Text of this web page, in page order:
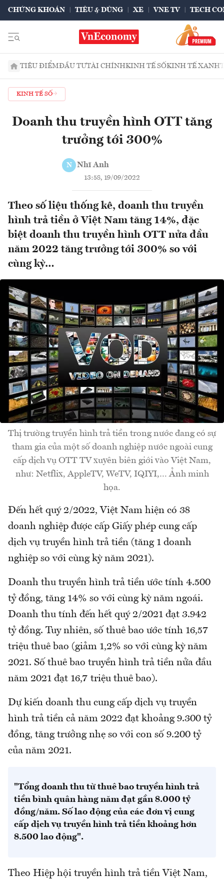
CHỨNG KHOÁN TIÊU & DÙNG XE VNE TV TECH
TIÊU ĐIỂMĐẦU TƯTÀI CHÍNHKINH TẾ SỐKINH TẾ XANH
KINH TẾ SỐ
Doanh thu truyền hình OTT tăng
trưởng tới 300%
N Nhĩ Anh
13:58, 19/09/2022
Theo số liệu thống kê, doanh thu truyền
hình trả tiền ở Việt Nam tăng 14%, đặc
biệt doanh thu truyền hình OTT nửa đầu
năm 2022 tăng trưởng tới 300% so với
cùng kỳ…
Thị trường truyền hình trả tiền trong nước đang có sự
tham gia của một số doanh nghiệp nước ngoài cung
cấp dịch vụ OTT TV xuyên biên giới vào Việt Nam,
như: Netflix, AppleTV, WeTV, IQIYI,… Ảnh minh
họa.
Đến hết quý 2/2022, Việt Nam hiện có 38
doanh nghiệp được cấp Giấy phép cung cấp
dịch vụ truyền hình trả tiền (tăng 1 doanh
nghiệp so với cùng kỳ năm 2021).
Doanh thu truyền hình trả tiền ước tính 4.500
tỷ đồng, tăng 14% so với cùng kỳ năm ngoái.
Doanh thu tính đến hết quý 2/2021 đạt 3.942
tỷ đồng. Tuy nhiên, số thuê bao ước tính 16,57
triệu thuê bao (giảm 1,2% so với cùng kỳ năm
2021. Số thuê bao truyền hình trả tiền nửa đầu
năm 2021 đạt 16,7 triệu thuê bao).
Dự kiến doanh thu cung cấp dịch vụ truyền
hình trả tiền cả năm 2022 đạt khoảng 9.300 tỷ
đồng, tăng trưởng nhẹ so với con số 9.200 tỷ
của năm 2021.
"Tổng doanh thu từ thuê bao truyền hình trả
tiền bình quân hàng năm đạt gần 8.000 tỷ
đồng/năm. Số lao động của các đơn vị cung
cấp dịch vụ truyền hình trả tiền khoảng hơn
8.500 lao động".
Theo Hiệp hội truyền hình trả tiền Việt Nam,